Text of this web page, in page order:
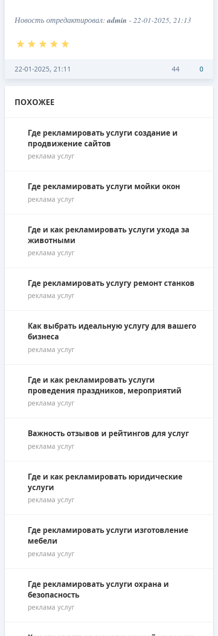
Новость отредактировал:admin - 22-01-2025, 21:13
44 0
22-01-2025, 21:11
ПОХОЖЕЕ
Где рекламировать услуги создание и
продвижение сайтов
реклама услуг
Где рекламировать услуги мойки окон
реклама услуг
Где и как рекламировать услуги ухода за
животными
реклама услуг
Где рекламировать услугу ремонт станков
реклама услуг
Как выбрать идеальную услугу для вашего
бизнеса
реклама услуг
Где и как рекламировать услуги
проведения праздников, мероприятий
реклама услуг
Важность отзывов и рейтингов для услуг
реклама услуг
Где и как рекламировать юридические
услуги
реклама услуг
Где рекламировать услуги изготовление
мебели
реклама услуг
Где рекламировать услуги охрана и
безопасность
реклама услуг